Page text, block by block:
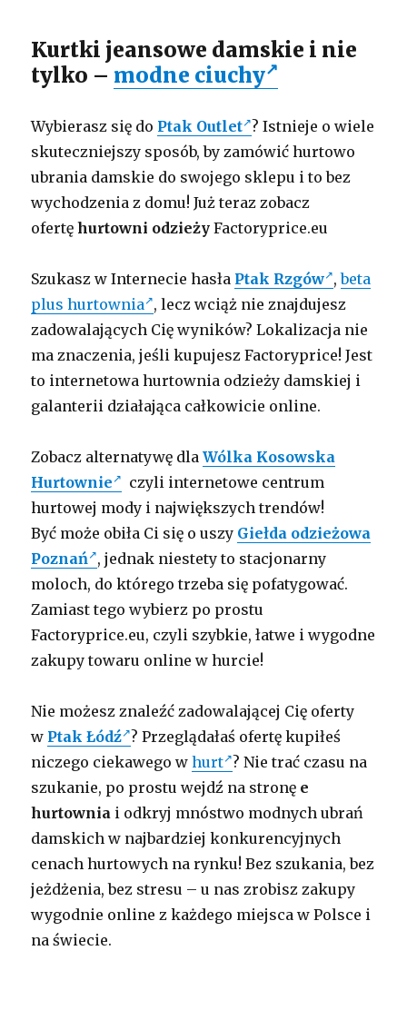
Kurtki jeansowe damskie i nie
tylko – modne ciuchy
Wybierasz się do Ptak Outlet ? Istnieje o wiele
skuteczniejszy sposób, by zamówić hurtowo
ubrania damskie do swojego sklepu i to bez
wychodzenia z domu! Już teraz zobacz
ofertęhurtowni odzieży Factoryprice.eu
Szukasz w Internecie hasła Ptak Rzgów ,beta
plus hurtownia , lecz wciąż nie znajdujesz
zadowalających Cię wyników? Lokalizacja nie
ma znaczenia, jeśli kupujesz Factoryprice! Jest
to internetowa hurtownia odzieży damskiej i
galanterii działająca całkowicie online.
Zobacz alternatywę dlaWólka Kosowska
Hurtownie
czyli internetowe centrum
hurtowej mody i największych trendów!
Być może obiła Ci się o uszy Giełda odzieżowa
Poznań , jednak niestety to stacjonarny
moloch, do którego trzeba się pofatygować.
Zamiast tego wybierz po prostu
Factoryprice.eu, czyli szybkie, łatwe i wygodne
zakupy towaru online w hurcie!
Nie możesz znaleźć zadowalającej Cię oferty
w Ptak Łódź ? Przeglądałaś ofertę kupiłeś
niczego ciekawego whurt ? Nie trać czasu na
szukanie, po prostu wejdź na stronę e
hurtownia i odkryj mnóstwo modnych ubrań
damskich w najbardziej konkurencyjnych
cenach hurtowych na rynku! Bez szukania, bez
jeżdżenia, bez stresu – u nas zrobisz zakupy
wygodnie online z każdego miejsca w Polsce i
na świecie.